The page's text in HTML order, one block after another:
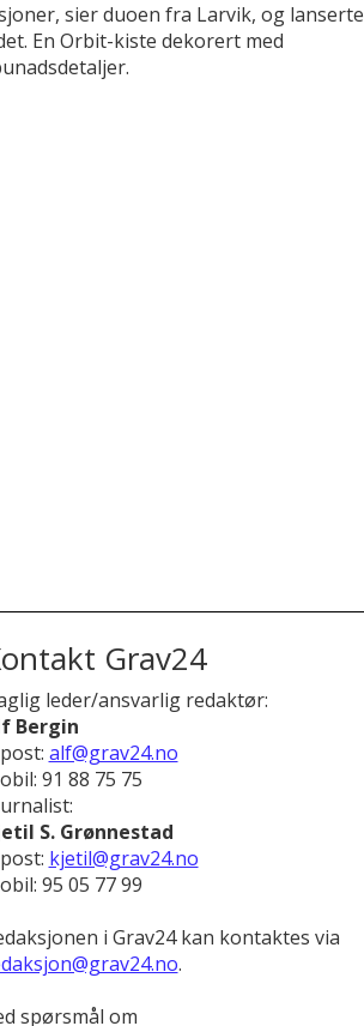
sier duoen fra Larvik, og lanserte
En Orbit-kiste dekorert med
Grav24
leder/ansvarlig redaktør:
Bergin
alf@grav24.no
91 88 75 75
S. Grønnestad
kjetil@grav24.no
95 05 77 99
i Grav24 kan kontaktes via
.
spørsmål om